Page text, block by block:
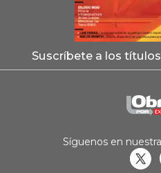
Suscríbete a los
Síguenos en